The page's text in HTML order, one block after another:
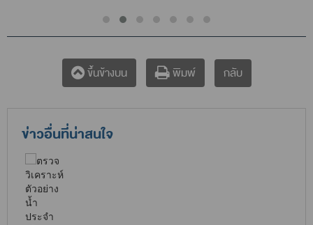
ขึ้นข้างบน พิมพ์ กลับ
ข่าวอื่นที่น่าสนใจ